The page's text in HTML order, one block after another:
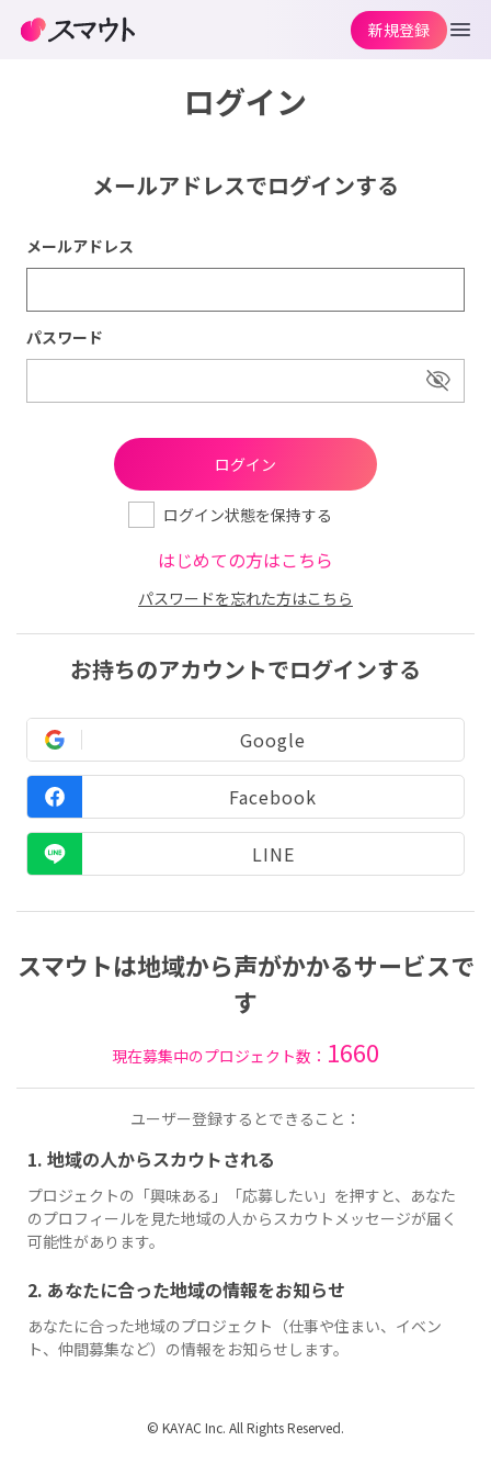
ログイン
メールアドレスでログインする
メールアドレス
パスワード
ログイン状態を保持する
はじめての方はこちら
パスワードを忘れた方はこちら
お持ちのアカウントでログインする
Google
Facebook
LINE
スマウトは地域から声がかかるサービスで
す
現在募集中のプロジェクト数： 1660
ユーザー登録するとできること：
1. 地域の人からスカウトされる
プロジェクトの「興味ある」「応募したい」を押すと、あなた
のプロフィールを見た地域の人からスカウトメッセージが届く
可能性があります。
2. あなたに合った地域の情報をお知らせ
あなたに合った地域のプロジェクト（仕事や住まい、イベン
ト、仲間募集など）の情報をお知らせします。
新規登録
© KAYAC Inc. All Rights Reserved.